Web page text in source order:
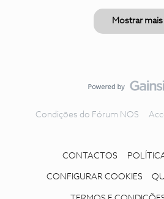
Mostrar mais
Condições do Fórum NOS
CONTACTOS
CONFIGURAR COOKIES